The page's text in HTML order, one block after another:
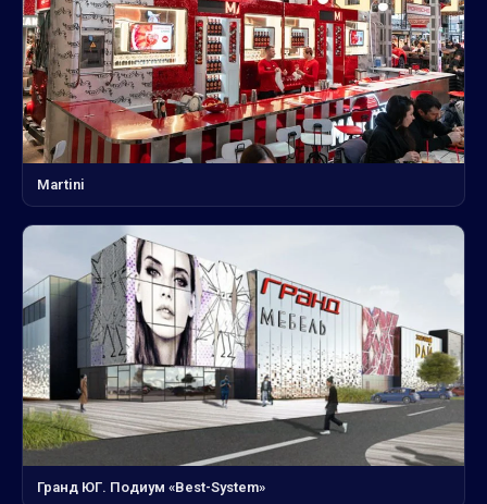
Martini
Гранд ЮГ. Подиум «Best-System»